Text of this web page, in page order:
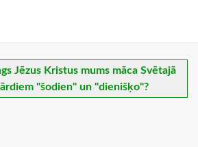
Jēzus Kristus mums māca Svētajā
"šodien" un "dienišķo"?